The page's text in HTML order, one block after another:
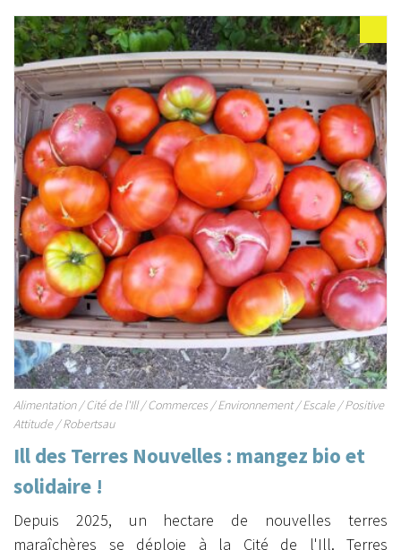
Alimentation/Cité de l'Ill/Commerces /Environnement/Escale/Positive
Attitude/Robertsau
Ill des Terres Nouvelles : mangez bio et
solidaire !
Depuis 2025, un hectare de nouvelles terres
maraîchères se déploie à la Cité de l'Ill. Terres